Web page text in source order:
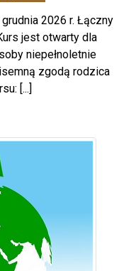
2026 r. Łączny
jest otwarty dla
niepełnoletnie
zgodą rodzica
[...]